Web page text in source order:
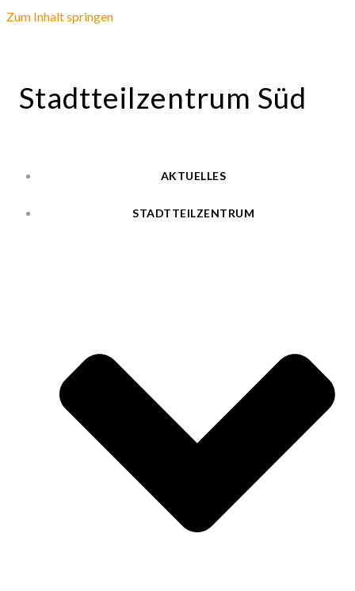
Zum Inhalt springen
Stadtteilzentrum Süd
AKTUELLES
STADTTEILZENTRUM